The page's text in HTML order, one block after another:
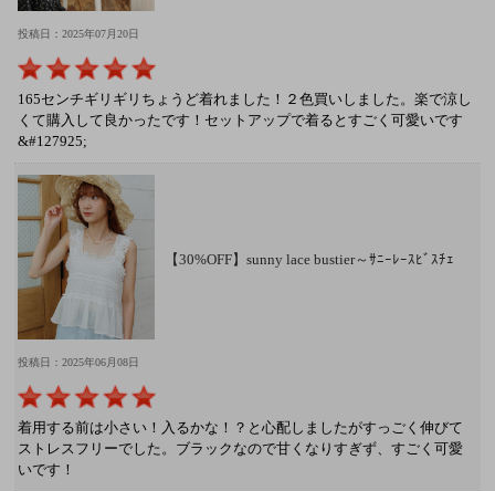
投稿日：2025年07月20日
165センチギリギリちょうど着れました！２色買いしました。楽で涼し
くて購入して良かったです！セットアップで着るとすごく可愛いです
&#127925;
【30%OFF】sunny lace bustier～ｻﾆｰﾚｰｽﾋﾞｽﾁｪ
投稿日：2025年06月08日
着用する前は小さい！入るかな！？と心配しましたがすっごく伸びて
ストレスフリーでした。ブラックなので甘くなりすぎず、すごく可愛
いです！